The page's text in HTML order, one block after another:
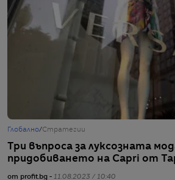
Глобално/Стратегии
Три въпроса за луксозната
придобиването на Capri от
от profit.bg - 11.08.2023 / 10:40